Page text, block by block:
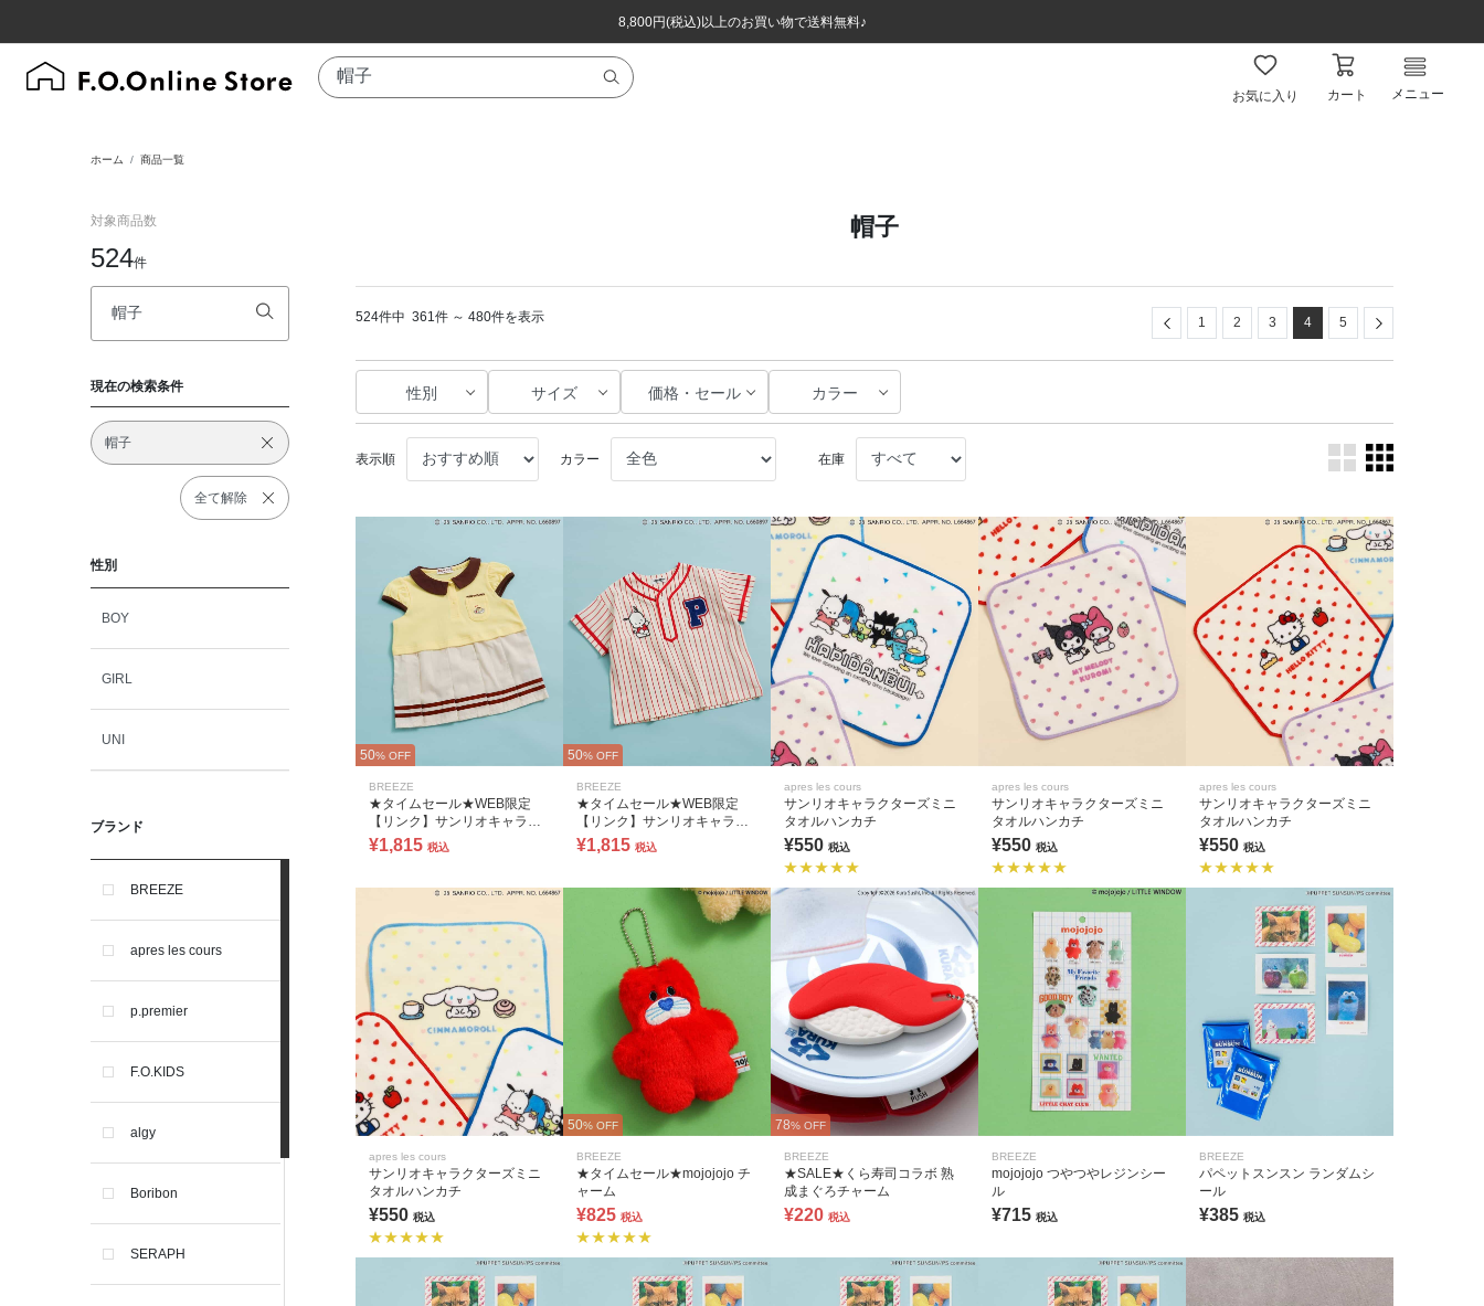
8,800円(税込)以上のお買い物で送料無料♪
ほぼ全品半額！！8/12(水)お昼12:59まで！！
8,800円(税込)以上のお買い物で送料無料♪
ほぼ全品半額！！8/12(水)お昼12:59まで！！
お気に入り カート メニュー
ホーム 商品一覧
対象商品数
524件
現在の検索条件
帽子
全て解除
性別
BOY
GIRL
UNI
ブランド
BREEZE
apres les cours
p.premier
F.O.KIDS
algy
Boribon
SERAPH
帽子
524件中 361件 ～ 480件を表示 Previous
1 2 3 4 5 Next
性別 サイズ 価格・セール カラー
表示順 カラー 在庫
50% OFF
BREEZE
★タイムセール★WEB限定
【リンク】サンリオキャラク
ターズ スポーツT
¥1,815 税込
50% OFF
BREEZE
★タイムセール★WEB限定
【リンク】サンリオキャラク
ターズ スポーツT
¥1,815 税込
apres les cours
サンリオキャラクターズミニ
タオルハンカチ
¥550 税込
apres les cours
サンリオキャラクターズミニ
タオルハンカチ
¥550 税込
apres les cours
サンリオキャラクターズミニ
タオルハンカチ
¥550 税込
apres les cours
サンリオキャラクターズミニ
タオルハンカチ
¥550 税込
50% OFF
BREEZE
★タイムセール★mojojojo チ
ャーム
¥825 税込
78% OFF
BREEZE
★SALE★くら寿司コラボ 熟
成まぐろチャーム
¥220 税込
BREEZE
mojojojo つやつやレジンシー
ル
¥715 税込
BREEZE
パペットスンスン ランダムシ
ール
¥385 税込